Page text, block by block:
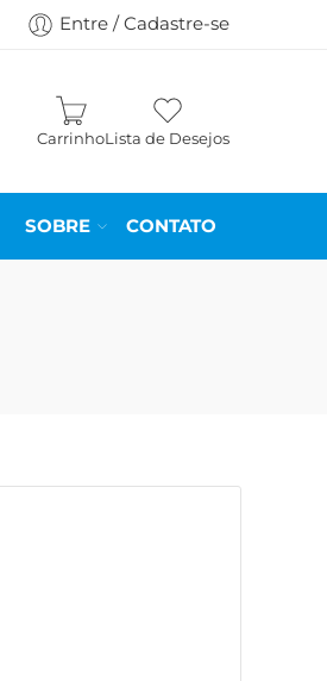
Entre / Cadastre-se
CarrinhoLista de Desejos
SOBRE CONTATO